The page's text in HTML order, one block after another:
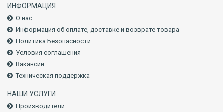
ИНФОРМАЦИЯ
О нас
Информация об оплате, доставке и возврате товара
Политика Безопасности
Условия соглашения
Вакансии
Техническая поддержка
НАШИ УСЛУГИ
Производители